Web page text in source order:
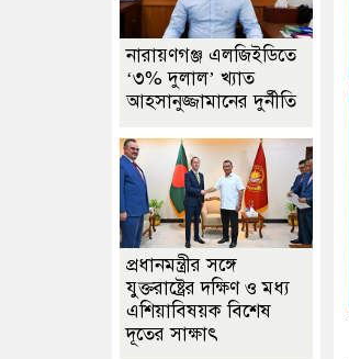
নারায়ণগঞ্জ এলজিইডিতে
‘৩% দুলাল’ খ্যাত
আহসানুজ্জামানের দুর্নীতি
প্রধানমন্ত্রীর সঙ্গে
যুক্তরাষ্ট্রের দক্ষিণ ও মধ্য
এশিয়াবিষয়ক বিশেষ
দূতের সাক্ষাৎ